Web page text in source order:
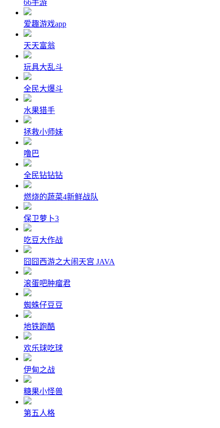
66手游
爱趣游戏app
天天富翁
玩具大乱斗
全民大爆斗
水果猎手
拯救小师妹
噜巴
全民钻钻钻
燃烧的蔬菜4新鲜战队
保卫萝卜3
吃豆大作战
囧囧西游之大闹天宫 JAVA
滚蛋吧肿瘤君
蜘蛛仔豆豆
地铁跑酷
欢乐球吃球
伊甸之战
糖果小怪兽
第五人格